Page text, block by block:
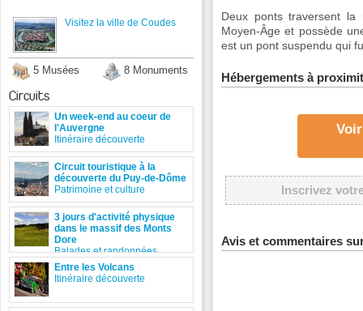
Deux ponts traversent
Moyen-Âge et possède
est un pont suspendu qui
Hébergements à
Inscrivez
Avis et commentaires
Visitez la ville de Coudes
5 Musées 8 Monuments
Circuits
Un week-end au coeur de
l'Auvergne
Itinéraire découverte
Circuit touristique à la
découverte du Puy-de-Dôme
Patrimoine et culture
3 jours d'activité physique
dans le massif des Monts
Dore
Balades et randonnées
Entre les Volcans
Itinéraire découverte